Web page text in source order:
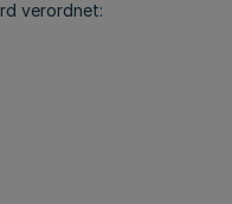
verordnet: